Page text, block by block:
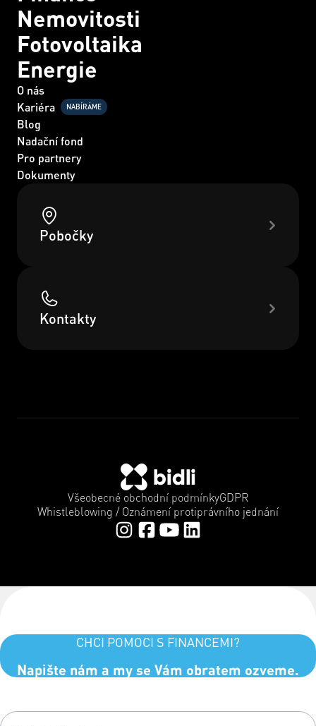
Nemovitosti
Fotovoltaika
Energie
O nás
Kariéra
NABÍRÁME
Blog
Nadační fond
Pro partnery
Dokumenty
Pobočky
Kontakty
Všeobecné obchodní podmínkyGDPR
Whistleblowing / Oznámení protiprávního jednání
CHCI POMOCI S FINANCEMI?
Napište nám a my se Vám obratem ozveme.